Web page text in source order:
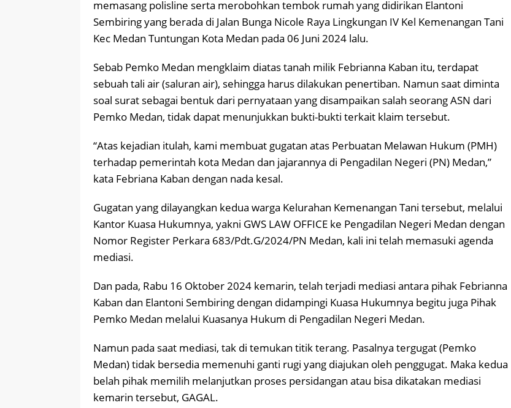
memasang polisline serta merobohkan tembok rumah yang didirikan Elantoni
Sembiring yang berada di Jalan Bunga Nicole Raya Lingkungan IV Kel Kemenangan Tani
Kec Medan Tuntungan Kota Medan pada 06 Juni 2024 lalu.
Sebab Pemko Medan mengklaim diatas tanah milik Febrianna Kaban itu, terdapat
sebuah tali air (saluran air), sehingga harus dilakukan penertiban. Namun saat diminta
soal surat sebagai bentuk dari pernyataan yang disampaikan salah seorang ASN dari
Pemko Medan, tidak dapat menunjukkan bukti-bukti terkait klaim tersebut.
“Atas kejadian itulah, kami membuat gugatan atas Perbuatan Melawan Hukum (PMH)
terhadap pemerintah kota Medan dan jajarannya di Pengadilan Negeri (PN) Medan,”
kata Febriana Kaban dengan nada kesal.
Gugatan yang dilayangkan kedua warga Kelurahan Kemenangan Tani tersebut, melalui
Kantor Kuasa Hukumnya, yakni GWS LAW OFFICE ke Pengadilan Negeri Medan dengan
Nomor Register Perkara 683/Pdt.G/2024/PN Medan, kali ini telah memasuki agenda
mediasi.
Dan pada, Rabu 16 Oktober 2024 kemarin, telah terjadi mediasi antara pihak Febrianna
Kaban dan Elantoni Sembiring dengan didampingi Kuasa Hukumnya begitu juga Pihak
Pemko Medan melalui Kuasanya Hukum di Pengadilan Negeri Medan.
Namun pada saat mediasi, tak di temukan titik terang. Pasalnya tergugat (Pemko
Medan) tidak bersedia memenuhi ganti rugi yang diajukan oleh penggugat. Maka kedua
belah pihak memilih melanjutkan proses persidangan atau bisa dikatakan mediasi
kemarin tersebut, GAGAL.